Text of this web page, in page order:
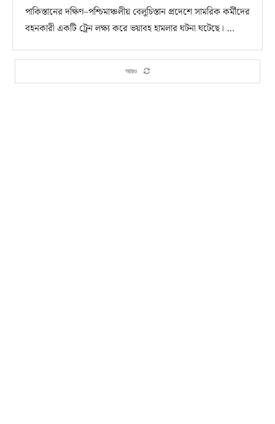
পাকিস্তানের দক্ষিণ–পশ্চিমাঞ্চলীয় বেলুচিস্তান প্রদেশে সামরিক কর্মীদের
বহনকারী একটি ট্রেন লক্ষ্য করে ভয়াবহ হামলার ঘটনা ঘটেছে। …
আরও